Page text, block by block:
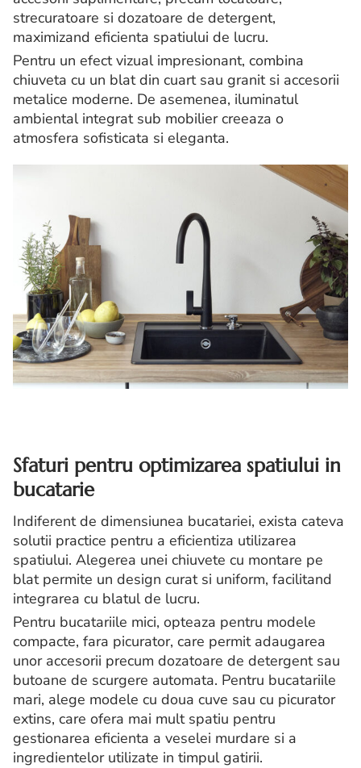
strecuratoare si dozatoare de detergent,
maximizand eficienta spatiului de lucru.
Pentru un efect vizual impresionant, combina
chiuveta cu un blat din cuart sau granit si accesorii
metalice moderne. De asemenea, iluminatul
ambiental integrat sub mobilier creeaza o
atmosfera sofisticata si eleganta.
Sfaturi pentru optimizarea spatiului in
bucatarie
Indiferent de dimensiunea bucatariei, exista cateva
solutii practice pentru a eficientiza utilizarea
spatiului. Alegerea unei chiuvete cu montare pe
blat permite un design curat si uniform, facilitand
integrarea cu blatul de lucru.
Pentru bucatariile mici, opteaza pentru modele
compacte, fara picurator, care permit adaugarea
unor accesorii precum dozatoare de detergent sau
butoane de scurgere automata. Pentru bucatariile
mari, alege modele cu doua cuve sau cu picurator
extins, care ofera mai mult spatiu pentru
gestionarea eficienta a veselei murdare si a
ingredientelor utilizate in timpul gatirii.